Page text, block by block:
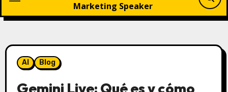
Marketing Speaker
AI Blog
Gemini Live: Qué es y cómo